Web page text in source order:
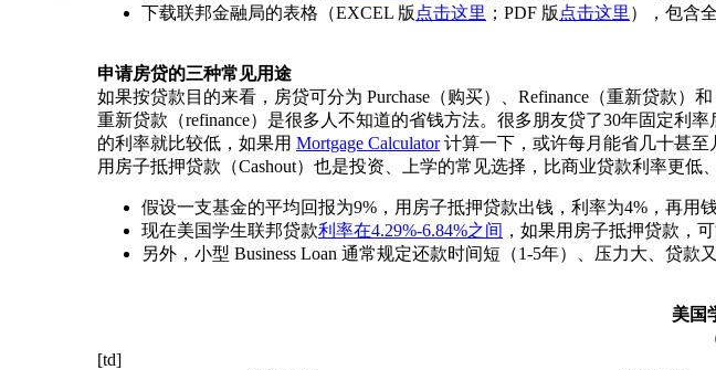
下载联邦金融局的表格（EXCEL 版 点击这里 ；PDF 版 点击这里 ），包含
申请房贷的三种常见用途
如果按贷款目的来看，房贷可分为 Purchase（购买）、Refinance（重新贷款）
重新贷款（refinance）是很多人不知道的省钱方法。很多朋友贷了30年固定利
的利率就比较低，如果用 Mortgage Calculator计算一下，或许每月能省几十甚至
用房子抵押贷款（Cashout）也是投资、上学的常见选择，比商业贷款利率更低
假设一支基金的平均回报为9%，用房子抵押贷款出钱，利率为4%，再用
现在美国学生联邦贷款利率在4.29%-6.84%之间 ，如果用房子抵押贷款，
另外，小型 Business Loan 通常规定还款时间短（1-5年）、压力大、贷
美国
[td]